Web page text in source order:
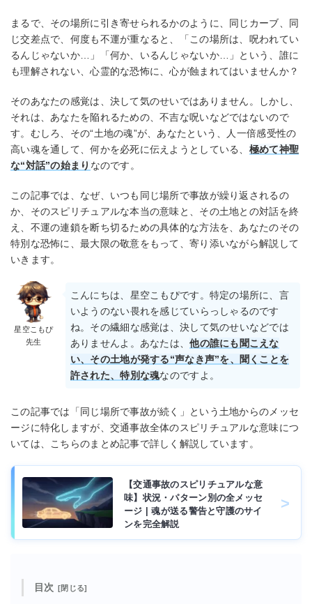
まるで、その場所に引き寄せられるかのように、同じカーブ、同
じ交差点で、何度も不運が重なると、「この場所は、呪われてい
るんじゃないか…」「何か、いるんじゃないか…」という、誰に
も理解されない、心霊的な恐怖に、心が蝕まれてはいませんか？
そのあなたの感覚は、決して気のせいではありません。しかし、
それは、あなたを陥れるための、不吉な呪いなどではないので
す。むしろ、その“土地の魂”が、あなたという、人一倍感受性の
高い魂を通して、何かを必死に伝えようとしている、 極めて神聖
な“対話”の始まり なのです。
この記事では、なぜ、いつも同じ場所で事故が繰り返されるの
か、そのスピリチュアルな本当の意味と、その土地との対話を終
え、不運の連鎖を断ち切るための具体的な方法を、あなたのその
特別な恐怖に、最大限の敬意をもって、寄り添いながら解説して
いきます。
星空こもぴ
先生
こんにちは、星空こもぴです。特定の場所に、言
いようのない畏れを感じていらっしゃるのです
ね。その繊細な感覚は、決して気のせいなどでは
ありませんよ。あなたは、他の誰にも聞こえな
い、その土地が発する“声なき声”を、聞くことを
許された、特別な魂なのですよ。
この記事では「同じ場所で事故が続く」という土地からのメッセ
ージに特化しますが、交通事故全体のスピリチュアルな意味につ
いては、こちらのまとめ記事で詳しく解説しています。
【交通事故のスピリチュアルな意
味】状況・パターン別の全メッセ
ージ | 魂が送る警告と守護のサイ
ンを完全解説
目次